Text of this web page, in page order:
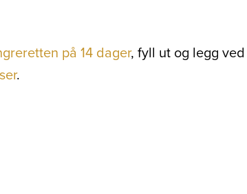
på 14 dager, fyll ut og legg
.